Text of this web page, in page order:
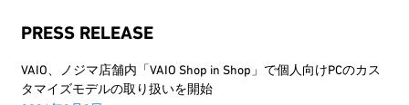
PRESS RELEASE
VAIO、ノジマ店舗内「VAIO Shop in Shop」で個人向けPCのカス
タマイズモデルの取り扱いを開始